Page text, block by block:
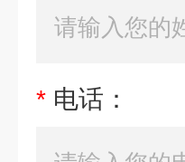
* 电话：